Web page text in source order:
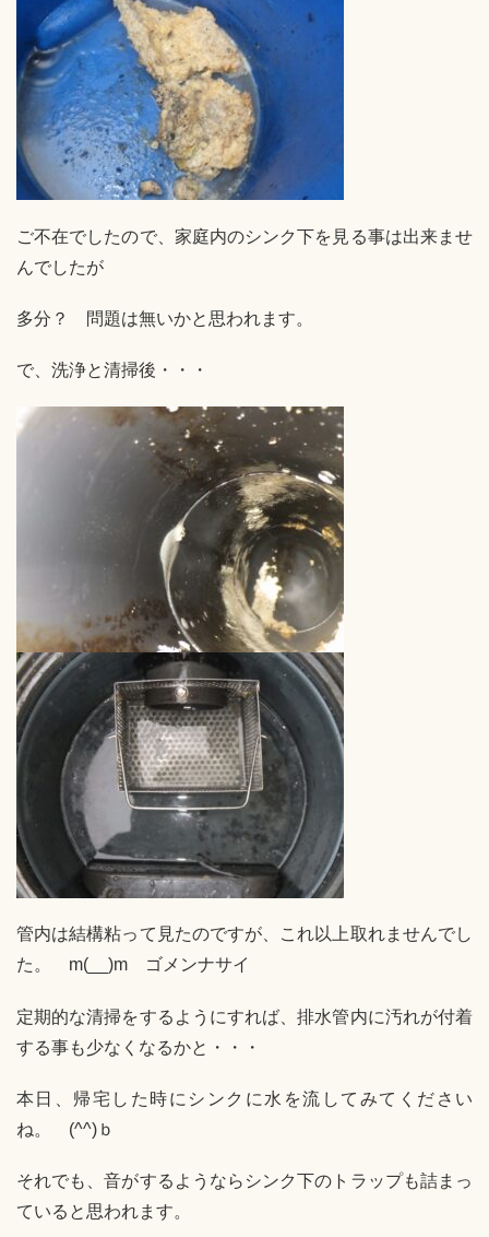
ご不在でしたので、家庭内のシンク下を見る事は出来ませ
んでしたが
多分？ 問題は無いかと思われます。
で、洗浄と清掃後・・・
管内は結構粘って見たのですが、これ以上取れませんでし
た。 m(__)m ゴメンナサイ
定期的な清掃をするようにすれば、排水管内に汚れが付着
する事も少なくなるかと・・・
本日、帰宅した時にシンクに水を流してみてください
ね。 (^^)ｂ
それでも、音がするようならシンク下のトラップも詰まっ
ていると思われます。